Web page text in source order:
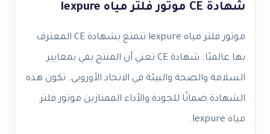
شهادة CE موتور فلتر مياه lexpure
موتور فلتر مياه lexpure تتمتع بشهادة CE المعترف
بها عالميًا. شهادة CE تعني أن المنتج يفي بمعايير
السلامة والصحة والبيئة في الاتحاد الأوروبي. تكون هذه
الشهادة ضمانًا للجودة والأداء الممتازين موتور فلتر
مياه lexpure.